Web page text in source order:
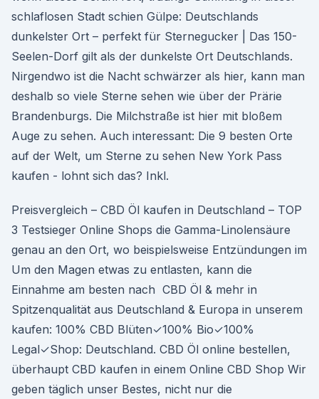
schlaflosen Stadt schien Gülpe: Deutschlands
dunkelster Ort – perfekt für Sternegucker | Das 150-
Seelen-Dorf gilt als der dunkelste Ort Deutschlands.
Nirgendwo ist die Nacht schwärzer als hier, kann man
deshalb so viele Sterne sehen wie über der Prärie
Brandenburgs. Die Milchstraße ist hier mit bloßem
Auge zu sehen. Auch interessant: Die 9 besten Orte
auf der Welt, um Sterne zu sehen New York Pass
kaufen - lohnt sich das? Inkl.
Preisvergleich – CBD Öl kaufen in Deutschland – TOP
3 Testsieger Online Shops die Gamma-Linolensäure
genau an den Ort, wo beispielsweise Entzündungen im
Um den Magen etwas zu entlasten, kann die
Einnahme am besten nach CBD Öl & mehr in
Spitzenqualität aus Deutschland & Europa in unserem
kaufen: 100% CBD Blüten✓100% Bio✓100%
Legal✓Shop: Deutschland. CBD Öl online bestellen,
überhaupt CBD kaufen in einem Online CBD Shop Wir
geben täglich unser Bestes, nicht nur die